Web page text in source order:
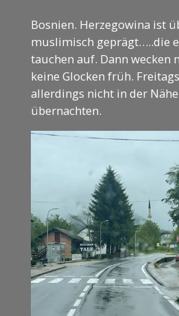
Bosnien. Herzegowina ist
muslimisch geprägt…..die
tauchen auf. Dann wecken
keine Glocken früh.
allerdings nicht in der
übernachten.